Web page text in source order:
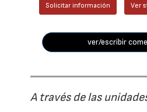
Solicitar información Ver
ver/escribir
A través de las